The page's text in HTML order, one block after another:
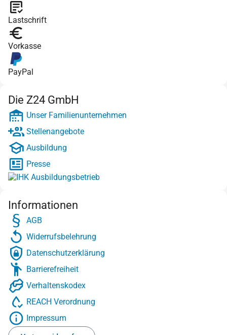
Lastschrift
Vorkasse
PayPal
Die Z24 GmbH
Unser Familienunternehmen
Stellenangebote
Ausbildung
Presse
Informationen
AGB
Widerrufsbelehrung
Datenschutzerklärung
Barrierefreiheit
Verhaltenskodex
REACH Verordnung
Impressum